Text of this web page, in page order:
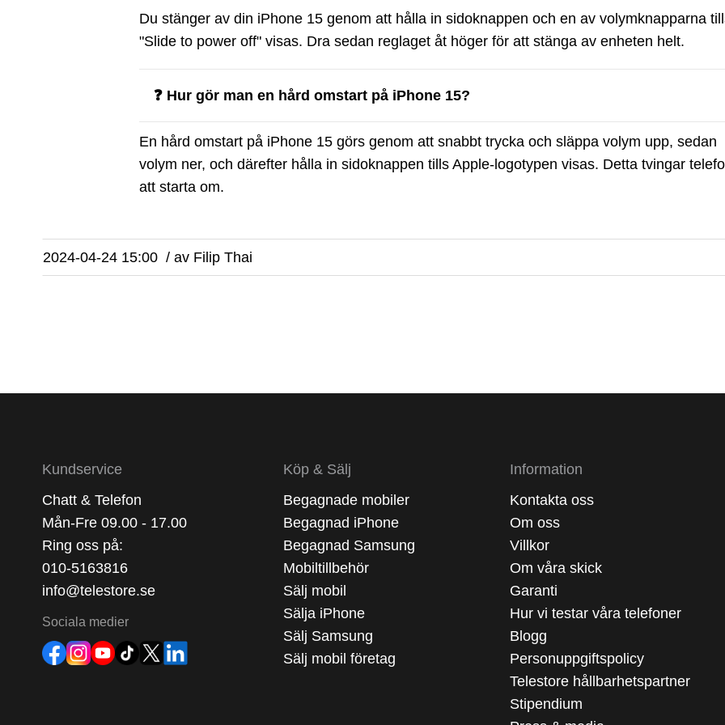
Du stänger av din iPhone 15 genom att hålla in sidoknappen och en av volymknapparna
"Slide to power off" visas. Dra sedan reglaget åt höger för att stänga av enheten helt.
❓ Hur gör man en hård omstart på iPhone 15?
En hård omstart på iPhone 15 görs genom att snabbt trycka och släppa volym upp, sedan
volym ner, och därefter hålla in sidoknappen tills Apple-logotypen visas. Detta tvingar
att starta om.
2024-04-24 15:00 / av Filip Thai
Kundservice
Chatt & Telefon
Mån-Fre 09.00 - 17.00
Ring oss på:
010-5163816
info@telestore.se
Sociala medier
Köp & Sälj
Begagnade mobiler
Begagnad iPhone
Begagnad Samsung
Mobiltillbehör
Sälj mobil
Sälja iPhone
Sälj Samsung
Sälj mobil företag
Information
Kontakta oss
Om oss
Villkor
Om våra skick
Garanti
Hur vi testar våra telefoner
Blogg
Personuppgiftspolicy
Telestore hållbarhetspartner
Stipendium